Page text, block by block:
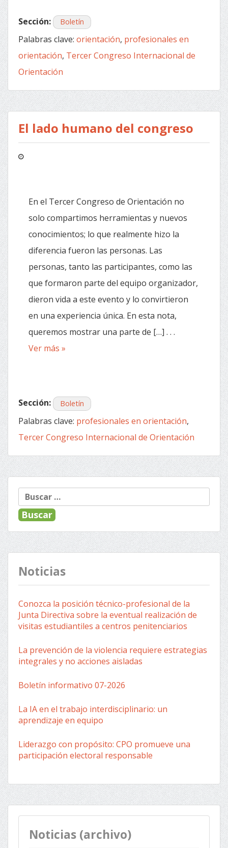
Sección: Boletín
Palabras clave: orientación, profesionales en
orientación, Tercer Congreso Internacional de
Orientación
El lado humano del congreso
En el Tercer Congreso de Orientación no
solo compartimos herramientas y nuevos
conocimientos; lo que realmente hizo la
diferencia fueron las personas. Las
personas, tanto las participantes, como las
que formaron parte del equipo organizador,
dieron vida a este evento y lo convirtieron
en una experiencia única. En esta nota,
queremos mostrar una parte de […] . . .
Ver más »
Sección: Boletín
Palabras clave: profesionales en orientación,
Tercer Congreso Internacional de Orientación
Navegación
de
entradas
Buscar:
Noticias
Conozca la posición técnico-profesional de la
Junta Directiva sobre la eventual realización de
visitas estudiantiles a centros penitenciarios
La prevención de la violencia requiere estrategias
integrales y no acciones aisladas
Boletín informativo 07-2026
La IA en el trabajo interdisciplinario: un
aprendizaje en equipo
Liderazgo con propósito: CPO promueve una
participación electoral responsable
Noticias (archivo)